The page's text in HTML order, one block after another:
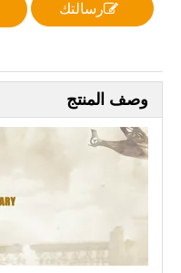
رسالتك
وصف المنتج